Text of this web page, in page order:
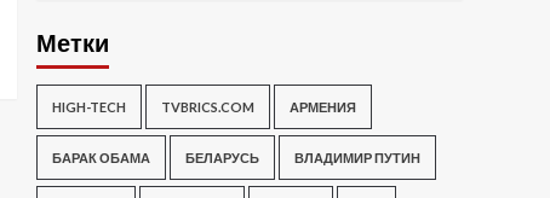
Метки
HIGH-TECH TVBRICS.COM АРМЕНИЯ
БАРАК ОБАМА БЕЛАРУСЬ ВЛАДИМИР ПУТИН